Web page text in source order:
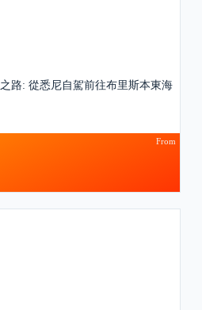
路: 從悉尼自駕前往布里斯本東海
From